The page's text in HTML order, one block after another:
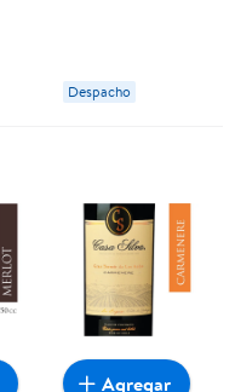
Despacho
Agregar